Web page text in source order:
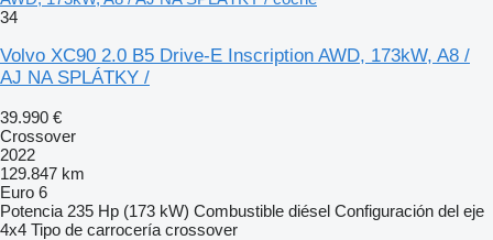
34
Volvo XC90 2.0 B5 Drive-E Inscription AWD, 173kW, A8 /
AJ NA SPLÁTKY /
39.990 €
Crossover
2022
129.847 km
Euro 6
Potencia 235 Hp (173 kW) Combustible diésel Configuración del eje
4x4 Tipo de carrocería crossover